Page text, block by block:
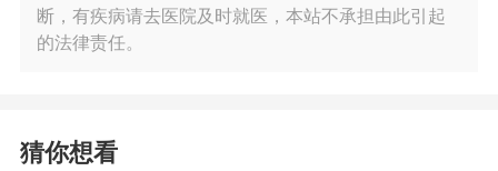
断，有疾病请去医院及时就医，本站不承担由此引起
的法律责任。
猜你想看